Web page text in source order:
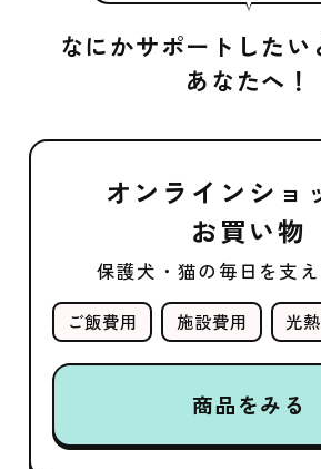
なにかサポートしたい
あなたへ！
オンラインショ
お買い物
保護犬・猫の毎日を支
ご飯費用 施設費用 光
商品をみる